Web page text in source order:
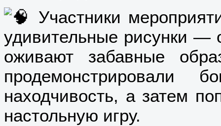
Участники
удивительные рисунки —
оживают забавные
продемонстрировали
находчивость, а затем
настольную игру.